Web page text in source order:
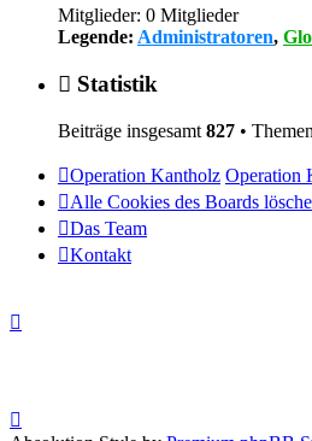
Mitglieder: 0 Mitglieder
Legende: Administratoren,
Statistik
Beiträge insgesamt 827 •
Operation Kantholz Operation
Alle Cookies des Boards
Das Team
Kontakt